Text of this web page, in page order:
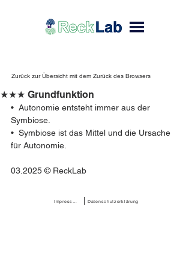
Zurück zur Übersicht mit dem Zurück des Browsers
★★★ Grundfunktion
•  Autonomie entsteht immer aus der
Symbiose.
•  Symbiose ist das Mittel und die Ursache
für Autonomie.
03.2025 © ReckLab
Datenschutzerklärung